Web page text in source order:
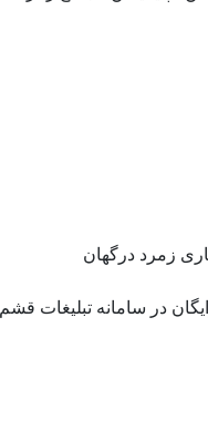
زمرد درگهان
در سامانه تبلیغات قشم